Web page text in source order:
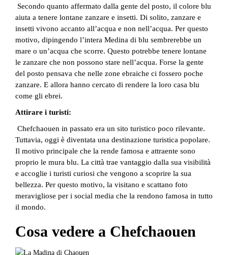
Secondo quanto affermato dalla gente del posto, il colore blu
aiuta a tenere lontane zanzare e insetti. Di solito, zanzare e
insetti vivono accanto all’acqua e non nell’acqua. Per questo
motivo, dipingendo l’intera Medina di blu sembrerebbe un
mare o un’acqua che scorre. Questo potrebbe tenere lontane
le zanzare che non possono stare nell’acqua. Forse la gente
del posto pensava che nelle zone ebraiche ci fossero poche
zanzare. E allora hanno cercato di rendere la loro casa blu
come gli ebrei.
Attirare i turisti:
Chefchaouen in passato era un sito turistico poco rilevante.
Tuttavia, oggi è diventata una destinazione turistica popolare.
Il motivo principale che la rende famosa e attraente sono
proprio le mura blu. La città trae vantaggio dalla sua visibilità
e accoglie i turisti curiosi che vengono a scoprire la sua
bellezza. Per questo motivo, la visitano e scattano foto
meravigliose per i social media che la rendono famosa in tutto
il mondo.
Cosa vedere a Chefchaouen